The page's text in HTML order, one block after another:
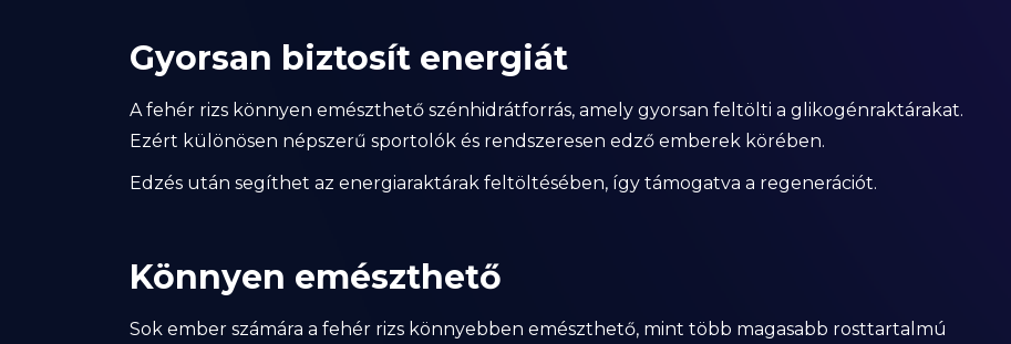
Gyorsan biztosít energiát
A fehér rizs könnyen emészthető szénhidrátforrás, amely gyorsan feltölti a glikogénraktárakat.
Ezért különösen népszerű sportolók és rendszeresen edző emberek körében.
Edzés után segíthet az energiaraktárak feltöltésében, így támogatva a regenerációt.
Könnyen emészthető
Sok ember számára a fehér rizs könnyebben emészthető, mint több magasabb rosttartalmú